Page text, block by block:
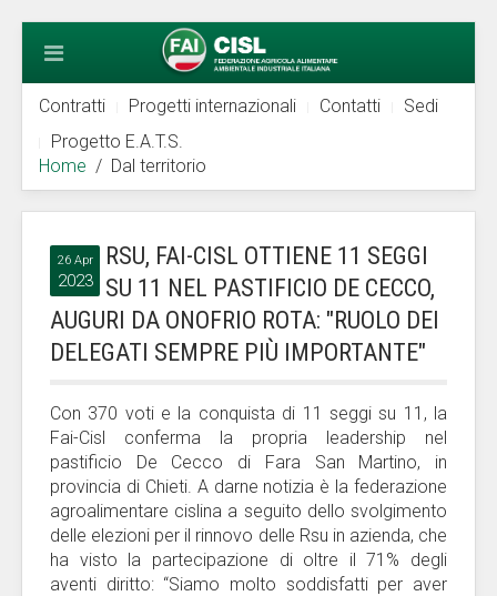
Contratti Progetti internazionali Contatti
Sedi
Progetto E.A.T.S.
Home
Dal territorio
26 Apr
2023
RSU, FAI-CISL OTTIENE 11 SEGGI
SU 11 NEL PASTIFICIO DE CECCO,
AUGURI DA ONOFRIO ROTA: "RUOLO DEI
DELEGATI SEMPRE PIÙ IMPORTANTE"
Con 370 voti e la conquista di 11 seggi su 11, la
Fai-Cisl conferma la propria leadership nel
pastificio De Cecco di Fara San Martino, in
provincia di Chieti. A darne notizia è la federazione
agroalimentare cislina a seguito dello svolgimento
delle elezioni per il rinnovo delle Rsu in azienda, che
ha visto la partecipazione di oltre il 71% degli
aventi diritto: “Siamo molto soddisfatti per aver